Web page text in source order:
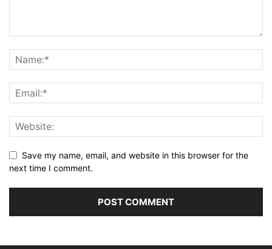
Save my name, email, and website in this browser for the
next time I comment.